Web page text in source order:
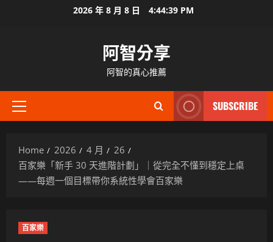
2026 年 8 月 8 日 4:44:40 PM
阿智分享
阿智的真心推薦
Primary
SUBSCRIBE
Home 2026 4 月
26
百家樂「新手 30 天進階計劃」｜從完全不懂到穩定上桌
——每週一個目標帶你系統性學會百家樂
百家樂